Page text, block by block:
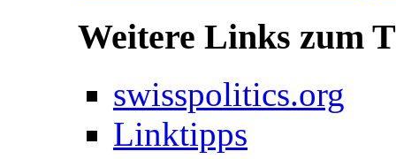
Weitere Links zum
swisspolitics.org
Linktipps